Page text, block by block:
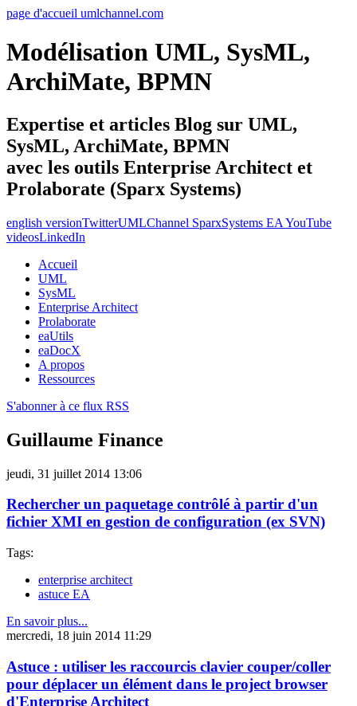
page d'accueil umlchannel.com
Modélisation UML, SysML,
ArchiMate, BPMN
Expertise et articles Blog sur UML,
SysML, ArchiMate, BPMN
avec les outils Enterprise Architect et
Prolaborate (Sparx Systems)
english versionTwitterUMLChannel SparxSystems EA YouTube
videosLinkedIn
Accueil
UML
SysML
Enterprise Architect
Prolaborate
eaUtils
eaDocX
A propos
Ressources
S'abonner à ce flux RSS
Guillaume Finance
jeudi, 31 juillet 2014 13:06
Rechercher un paquetage contrôlé à partir d'un
fichier XMI en gestion de configuration (ex SVN)
Tags:
enterprise architect
astuce EA
En savoir plus...
mercredi, 18 juin 2014 11:29
Astuce : utiliser les raccourcis clavier couper/coller
pour déplacer un élément dans le project browser
d'Enterprise Architect